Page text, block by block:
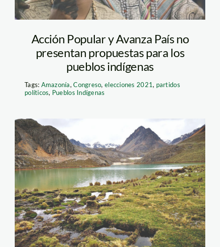
Acción Popular y Avanza País no
presentan propuestas para los
pueblos indígenas
Tags: Amazonía,Congreso,elecciones 2021, partidos
políticos, Pueblos Indígenas
agua-infraestructura-
spda